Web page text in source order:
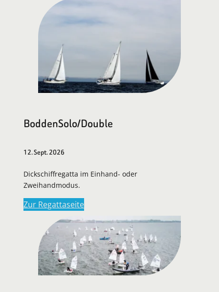
BoddenSolo/Double
12. Sept. 2026
Dickschiffregatta im Einhand- oder
Zweihandmodus.
Zur Regattaseite